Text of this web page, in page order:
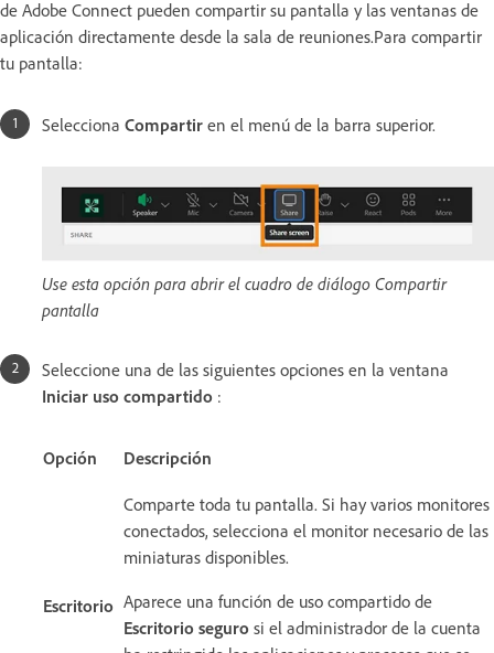
de Adobe Connect pueden compartir su pantalla y las ventanas de
aplicación directamente desde la sala de reuniones.Para compartir
tu pantalla:
Selecciona Compartir en el menú de la barra superior.
Use esta opción para abrir el cuadro de diálogo Compartir
pantalla
Seleccione una de las siguientes opciones en la ventana
Iniciar uso compartido :
Opción Descripción
Escritorio
Comparte toda tu pantalla. Si hay varios monitores
conectados, selecciona el monitor necesario de las
miniaturas disponibles.
Aparece una función de uso compartido de
Escritorio seguro si el administrador de la cuenta